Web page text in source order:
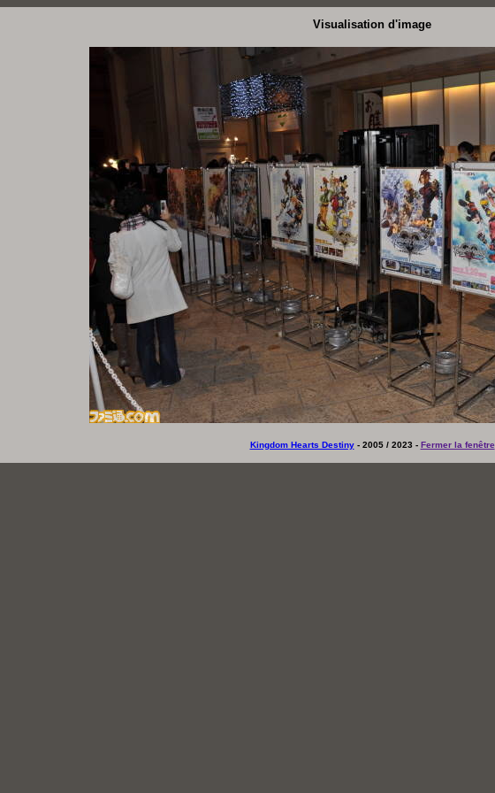
Visualisation d'image
Kingdom Hearts Destiny- 2005 / 2023 - Fermer la fenêtre